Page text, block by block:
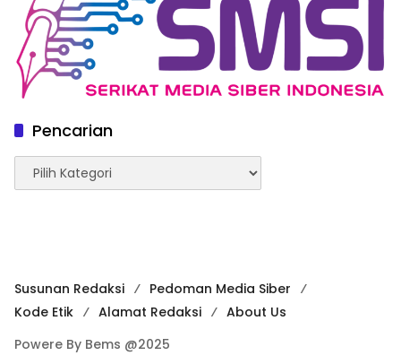
Pencarian
Pencarian
Susunan Redaksi
Pedoman Media Siber
Kode Etik
Alamat Redaksi
About Us
Powere By Bems @2025